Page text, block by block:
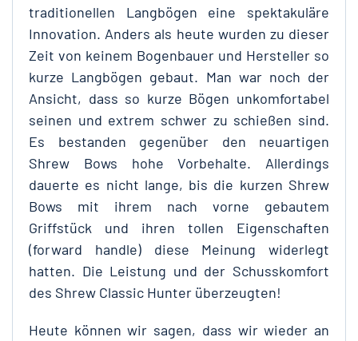
traditionellen Langbögen eine spektakuläre
Innovation. Anders als heute wurden zu dieser
Zeit von keinem Bogenbauer und Hersteller so
kurze Langbögen gebaut. Man war noch der
Ansicht, dass so kurze Bögen unkomfortabel
seinen und extrem schwer zu schießen sind.
Es bestanden gegenüber den neuartigen
Shrew Bows hohe Vorbehalte. Allerdings
dauerte es nicht lange, bis die kurzen Shrew
Bows mit ihrem nach vorne gebautem
Griffstück und ihren tollen Eigenschaften
(forward handle) diese Meinung widerlegt
hatten. Die Leistung und der Schusskomfort
des Shrew Classic Hunter überzeugten!
Heute können wir sagen, dass wir wieder an